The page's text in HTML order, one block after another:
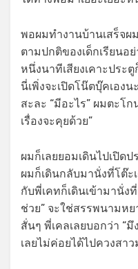
พอผมทำงานบ้านเสร็จผ
ตามปกติของเด็กเรียนอ
หนึ่งนาทีเสียงเคาะประ
นี่เพิ่งจะเปิดโน๊ตบุ๊คเอง
สะละ “มีอะไร” ผมตะโ
เรื่องจะคุยด้วย”
ผมก็เลยยอมเดินไปเปิด
ผมก็เดินกลับมานั่งที่โต๊ะ
กับพี่เคทก็เดินเข้ามานั่ง
ช่วย” จะใช่สรรพนามห
สั่นๆ พี่เคลเลยบอกว่า “
เลยไม่ค่อยได้ไปควงสา